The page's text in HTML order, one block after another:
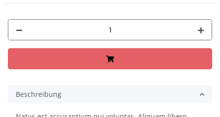
Beschreibung